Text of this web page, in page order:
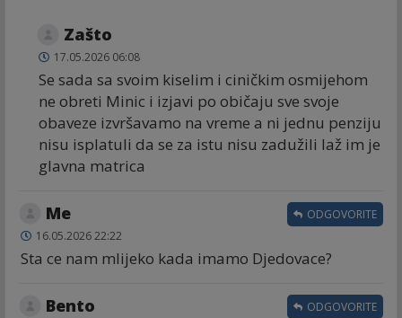
Zašto
17.05.2026 06:08
Se sada sa svoim kiselim i ciničkim osmijehom
ne obreti Minic i izjavi po običaju sve svoje
obaveze izvršavamo na vreme a ni jednu penziju
nisu isplatuli da se za istu nisu zadužili laž im je
glavna matrica
Me
16.05.2026 22:22
Sta ce nam mlijeko kada imamo Djedovace?
ODGOVORITE
Bento ODGOVORITE